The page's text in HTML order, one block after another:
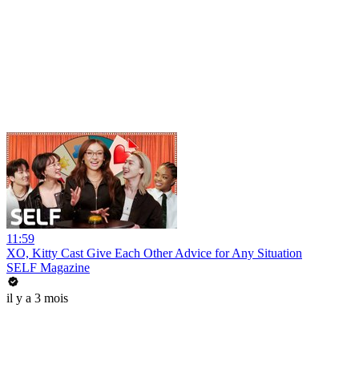
11:59
XO, Kitty Cast Give Each Other Advice for Any Situation
SELF Magazine
il y a 3 mois